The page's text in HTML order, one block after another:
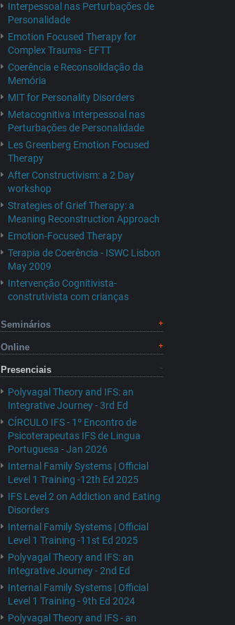
Interpessoal nas Perturbações de
Personalidade
Emotion Focused Therapy for
Complex Trauma - EFTT
Coerência e Reconsolidação da
Memória
MIT for Personality Disorders
Metacognitiva Interpessoal nas
Perturbações de Personalidade
Les Greenberg Emotion Focused
Therapy
After Constructivism: a 2 Day
workshop
Strategies of Grief Therapy: a
Meaning Reconstruction Approach
Emotion-Focused Therapy
Terapia de Coerência - ISWC Lisbon
May 2009
Intervenção Cognitivista-
construtivista com crianças
Seminários
Online
Presenciais
Polyvagal Theory and IFS: an
Integrative Journey - 3rd Ed
CÍRCULO IFS - 1º Encontro de
Psicoterapeutas IFS de Lingua
Portuguesa - Jan 2026
Internal Family Systems | Official
Level 1 Training -12th Ed 2025
IFS Level 2 on Addiction and Eating
Disorders
Internal Family Systems | Official
Level 1 Training -11st Ed 2025
Polyvagal Theory and IFS: an
Integrative Journey - 2nd Ed
Internal Family Systems | Official
Level 1 Training - 9th Ed 2024
Polyvagal Theory and IFS - an